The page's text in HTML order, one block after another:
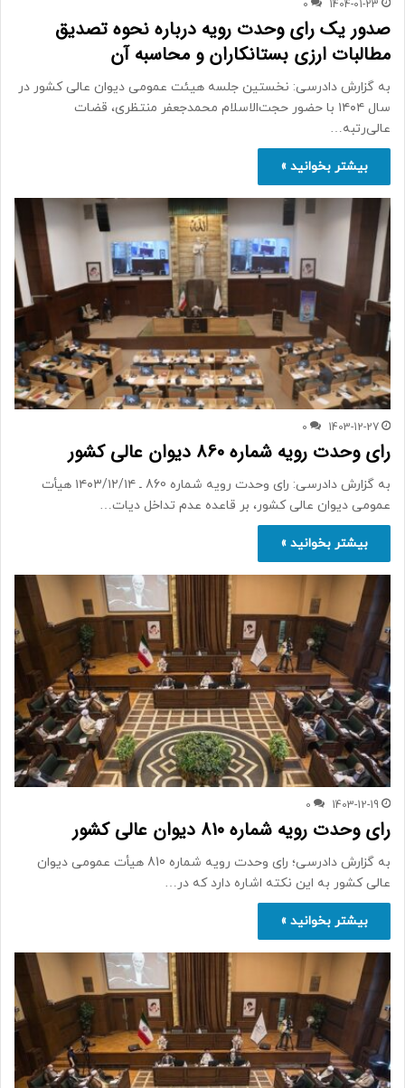
1404-01-23
0
صدور یک رای وحدت رویه درباره نحوه تصدیق
مطالبات ارزی بستانکاران و محاسبه آن
به گزارش دادرسی: نخستین جلسه هیئت عمومی دیوان عالی کشور در
سال ۱۴۰۴ با حضور حجت‌الاسلام محمدجعفر منتظری، قضات
عالی‌رتبه…
بیشتر بخوانید »
1403-12-27
0
رای وحدت رویه شماره 860 دیوان عالی کشور
به گزارش دادرسی: رای وحدت رویه شماره 860 ـ ۱۴۰۳/۱۲/۱۴ هیأت
عمومی دیوان عالی کشور، بر قاعده عدم تداخل دیات…
بیشتر بخوانید »
1403-12-19
0
رای وحدت رویه شماره 810 دیوان عالی کشور
به گزارش دادرسی؛ رای وحدت رویه شماره 810 هیأت عمومی دیوان
عالی کشور به این نکته اشاره دارد که در…
بیشتر بخوانید »